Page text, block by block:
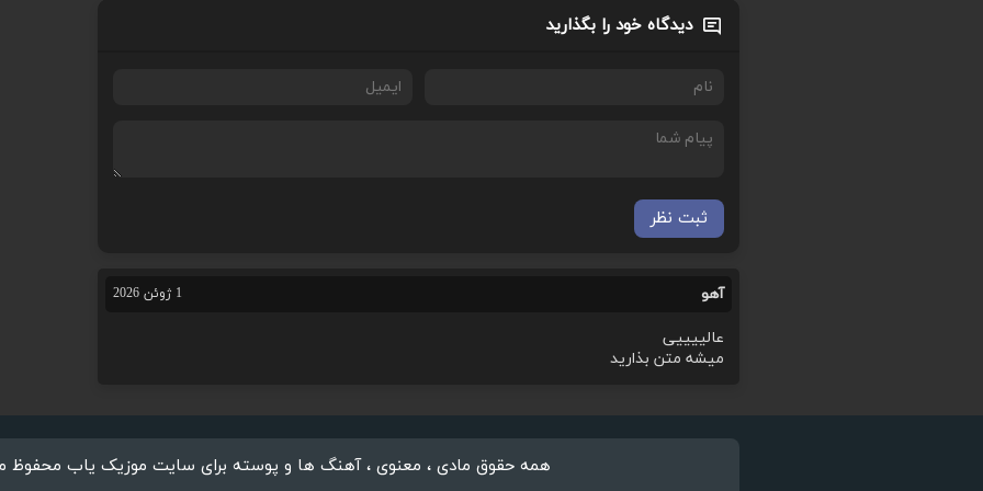
دیدگاه خود را بگذارید
ثبت نظر
آهو 1 ژوئن 2026
عالییییی
میشه متن بذارید
همه حقوق مادی ، معنوی ، آهنگ ها و پوسته برای سایت موزیک یاب محفوظ